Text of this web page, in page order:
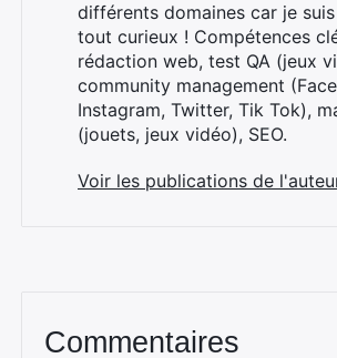
différents domaines car je
tout curieux ! Compétences
rédaction web, test QA (jeux
community management
Instagram, Twitter, Tik Tok),
(jouets, jeux vidéo), SEO.
Voir les publications de
Commentaires